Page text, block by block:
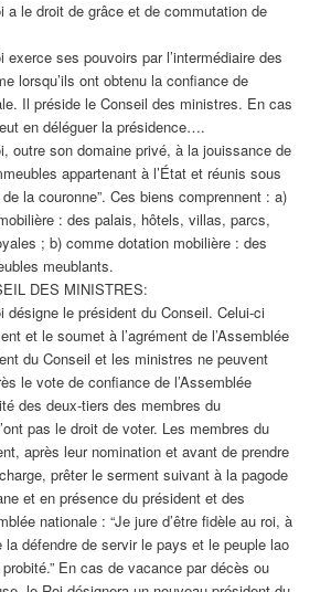
a le droit de grâce et de commutation de
exerce ses pouvoirs par l’intermédiaire des
lorsqu’ils ont obtenu la confiance de
Il préside le Conseil des ministres. En cas
en déléguer la présidence….
outre son domaine privé, à la jouissance de
appartenant à l’État et réunis sous
la couronne”. Ces biens comprennent : a)
: des palais, hôtels, villas, parcs,
; b) comme dotation mobilière : des
meublants.
DES MINISTRES:
désigne le président du Conseil. Celui-ci
et le soumet à l’agrément de l’Assemblée
du Conseil et les ministres ne peuvent
le vote de confiance de l’Assemblée
des deux-tiers des membres du
pas le droit de voter. Les membres du
après leur nomination et avant de prendre
prêter le serment suivant à la pagode
et en présence du président et des
nationale : “Je jure d’être fidèle au roi, à
défendre de servir le pays et le peuple lao
En cas de vacance par décès ou